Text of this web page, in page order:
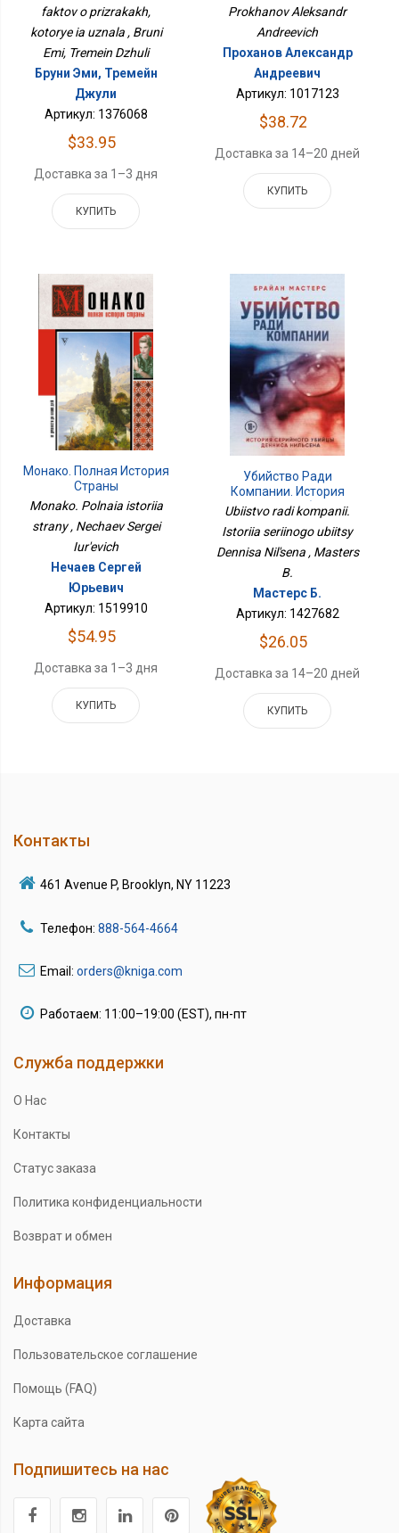
faktov o prizrakakh,
kotorye ia uznala , Bruni
Emi, Tremein Dzhuli
Бруни Эми, Тремейн
Джули
Артикул: 1376068
$33.95
Доставка за 1–3 дня
КУПИТЬ
Prokhanov Aleksandr
Andreevich
Проханов Александр
Андреевич
Артикул: 1017123
$38.72
Доставка за 14–20 дней
КУПИТЬ
Монако. Полная История
Страны
Monako. Polnaia istoriia
strany , Nechaev Sergei
Iur'evich
Нечаев Сергей
Юрьевич
Артикул: 1519910
$54.95
Доставка за 1–3 дня
КУПИТЬ
Убийство Ради
Компании. История
Серийного Убийцы
Денниса Нильсена
Ubiistvo radi kompanii.
Istoriia seriinogo ubiitsy
Dennisa Nil'sena , Masters
B.
Мастерс Б.
Артикул: 1427682
$26.05
Доставка за 14–20 дней
КУПИТЬ
Контакты
461 Avenue P, Brooklyn, NY 11223
Телефон: 888-564-4664
Email: orders@kniga.com
Работаем: 11:00–19:00 (EST), пн-пт
Служба поддержки
О Нас
Контакты
Статус заказа
Политика конфиденциальности
Возврат и обмен
Информация
Доставка
Пользовательское соглашение
Помощь (FAQ)
Карта сайта
Подпишитесь на нас